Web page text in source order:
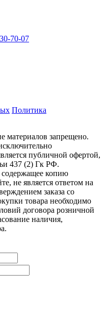
70-07
Политика
материалов запрещено.
публичной офертой,
437 (2) Гк РФ.
копию
не является ответом на
заказа со
товара необходимо
договора розничной
наличия,